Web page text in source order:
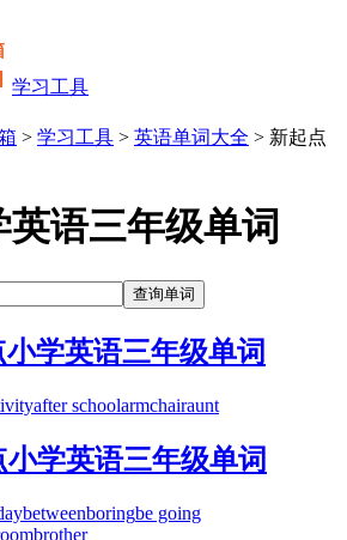
学习工具
> 学习工具 > 英语单词大全 > 新起点
语三年级单词
学英语三年级单词
after schoolarmchairaunt
学英语三年级单词
betweenboringbe going
brother